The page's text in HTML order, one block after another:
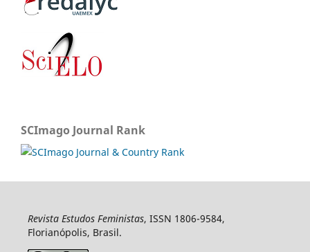
SCImago Journal Rank
Revista Estudos Feministas, ISSN 1806-9584,
Florianópolis, Brasil.